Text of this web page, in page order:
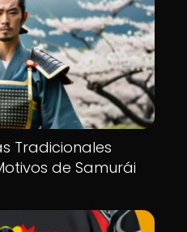
Tradicionales
de Samurái